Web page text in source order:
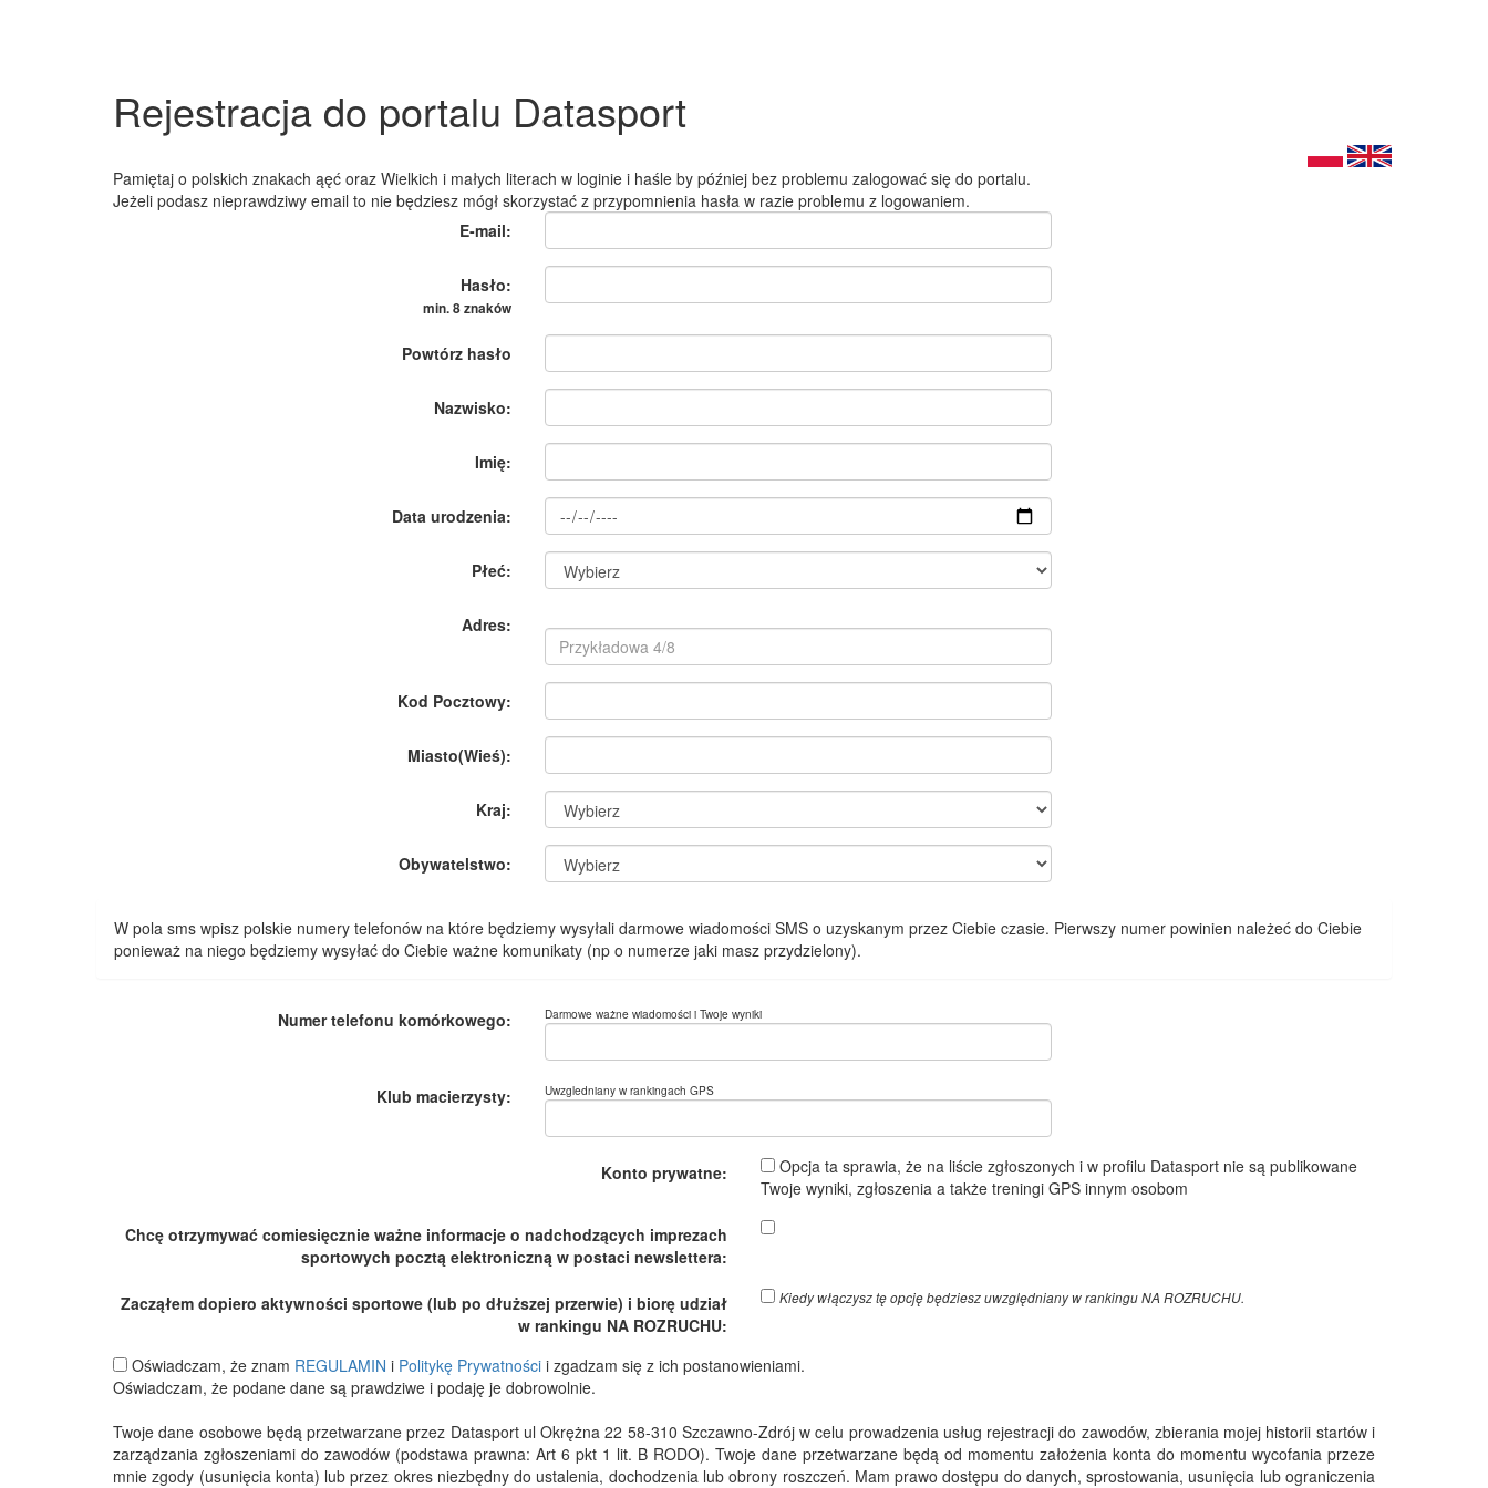
Rejestracja do portalu Datasport
Pamiętaj o polskich znakach ąęć oraz Wielkich i małych literach w loginie i haśle by później bez problemu zalogować się do portalu.
Jeżeli podasz nieprawdziwy email to nie będziesz mógł skorzystać z przypomnienia hasła w razie problemu z logowaniem.
E-mail:
Hasło:
min. 8 znaków
Powtórz hasło
Nazwisko:
Imię:
Data urodzenia:
Płeć:
Adres:
Kod Pocztowy:
Miasto(Wieś):
Kraj:
Obywatelstwo:
W pola sms wpisz polskie numery telefonów na które będziemy wysyłali darmowe wiadomości SMS o uzyskanym przez Ciebie czasie. Pierwszy numer powinien należeć do Ciebie
ponieważ na niego będziemy wysyłać do Ciebie ważne komunikaty (np o numerze jaki masz przydzielony).
Numer telefonu komórkowego: Darmowe ważne wiadomości i Twoje wyniki
Klub macierzysty: Uwzgledniany w rankingach GPS
Konto prywatne:
Opcja ta sprawia, że na liście zgłoszonych i w profilu Datasport nie są publikowane
Twoje wyniki, zgłoszenia a także treningi GPS innym osobom
Chcę otrzymywać comiesięcznie ważne informacje o nadchodzących imprezach
sportowych pocztą elektroniczną w postaci newslettera:
Zacząłem dopiero aktywności sportowe (lub po dłuższej przerwie) i biorę udział
w rankingu NA ROZRUCHU:
Kiedy włączysz tę opcję będziesz uwzględniany w rankingu NA ROZRUCHU.
Oświadczam, że znam REGULAMIN i Politykę Prywatności i zgadzam się z ich postanowieniami.
Oświadczam, że podane dane są prawdziwe i podaję je dobrowolnie.
Twoje dane osobowe będą przetwarzane przez Datasport ul Okrężna 22 58-310 Szczawno-Zdrój w celu prowadzenia usług rejestracji do zawodów, zbierania mojej historii startów i
zarządzania zgłoszeniami do zawodów (podstawa prawna: Art 6 pkt 1 lit. B RODO). Twoje dane przetwarzane będą od momentu założenia konta do momentu wycofania przeze
mnie zgody (usunięcia konta) lub przez okres niezbędny do ustalenia, dochodzenia lub obrony roszczeń. Mam prawo dostępu do danych, sprostowania, usunięcia lub ograniczenia